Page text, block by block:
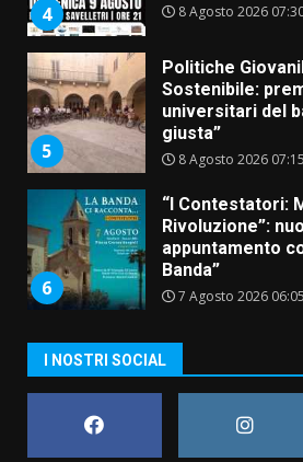
4 8 Agosto 2026
5
Politiche
Sostenibile:
universitari del
giusta”
8 Agosto 2026 07:15
6
“I Contestatori:
Rivoluzione”:
appuntamento
Banda”
7 Agosto 2026 06:05
amarezza per
campionato di
7 Agosto 2026 06:00
I NOSTRI SOCIAL